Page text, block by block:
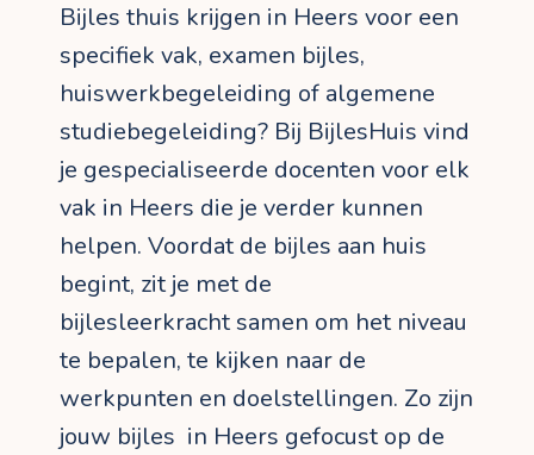
Bijles thuis krijgen in Heers voor een
specifiek vak, examen bijles,
huiswerkbegeleiding of algemene
studiebegeleiding? Bij BijlesHuis vind
je gespecialiseerde docenten voor elk
vak in Heers die je verder kunnen
helpen. Voordat de bijles aan huis
begint, zit je met de
bijlesleerkracht samen om het niveau
te bepalen, te kijken naar de
werkpunten en doelstellingen. Zo zijn
jouw bijles in Heers gefocust op de